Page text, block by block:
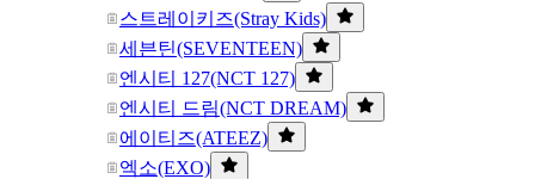
스트레이키즈(Stray Kids)
세븐틴(SEVENTEEN)
엔시티 127(NCT 127)
엔시티 드림(NCT DREAM)
에이티즈(ATEEZ)
엑소(EXO)